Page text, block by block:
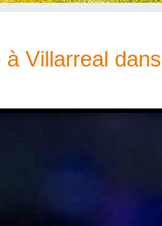
Villarreal